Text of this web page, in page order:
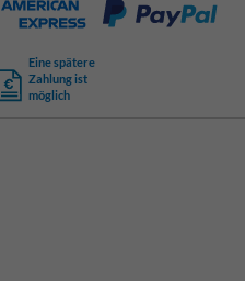
Eine spätere
Zahlung ist
möglich